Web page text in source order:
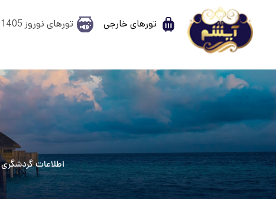
تورهای خارجی تورهای نوروز 1405
اطلاعات گردشگری